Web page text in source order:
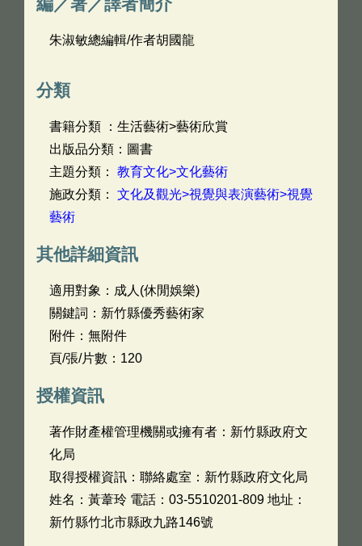
朱淑敏總編輯/作者胡國龍
分類
書籍分類 ：生活藝術>藝術欣賞
出版品分類：圖書
主題分類： 教育文化>文化藝術
施政分類： 文化及觀光>視覺與表演藝術>視覺
藝術
其他詳細資訊
適用對象：成人(休閒娛樂)
關鍵詞：新竹縣優秀藝術家
附件：無附件
頁/張/片數：120
授權資訊
著作財產權管理機關或擁有者：新竹縣政府文
化局
取得授權資訊：聯絡處室：新竹縣政府文化局
姓名：黃葦玲 電話：03-5510201-809 地址：
新竹縣竹北市縣政九路146號